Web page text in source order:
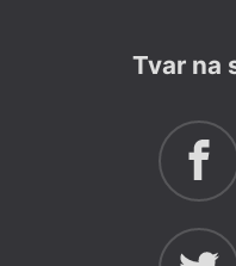
Tvar na